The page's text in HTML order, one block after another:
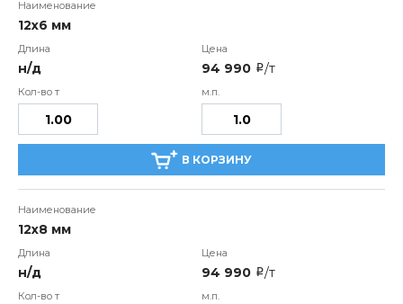
12х6 мм
н/д 94 990 i/т
В КОРЗИНУ
12х8 мм
н/д 94 990 i/т